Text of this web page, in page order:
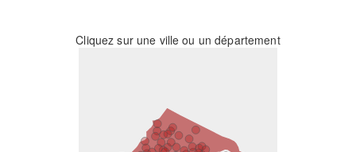
Cliquez sur une ville ou un département